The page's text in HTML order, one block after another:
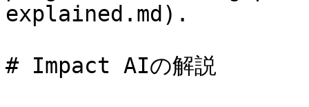
explained.md).
# Impact AIの解説